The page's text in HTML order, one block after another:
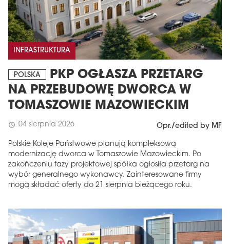
INFRASTRUKTURA
POLSKA
PKP OGŁASZA PRZETARG
NA PRZEBUDOWĘ DWORCA W
TOMASZOWIE MAZOWIECKIM
schedule 04 sierpnia 2026 Opr./edited by MF
Polskie Koleje Państwowe planują kompleksową
modernizację dworca w Tomaszowie Mazowieckim. Po
zakończeniu fazy projektowej spółka ogłosiła przetarg na
wybór generalnego wykonawcy. Zainteresowane firmy
mogą składać oferty do 21 sierpnia bieżącego roku.